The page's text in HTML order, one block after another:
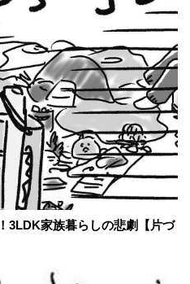
3LDK家族暮らしの悲劇【片づ